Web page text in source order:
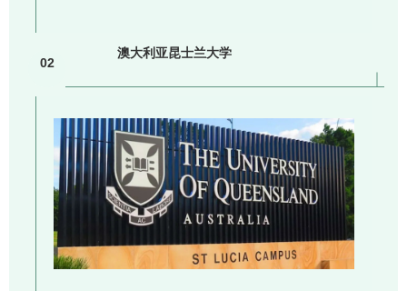
02
澳大利亚昆士兰大学